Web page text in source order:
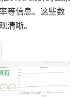
等信息。这些数
清晰。